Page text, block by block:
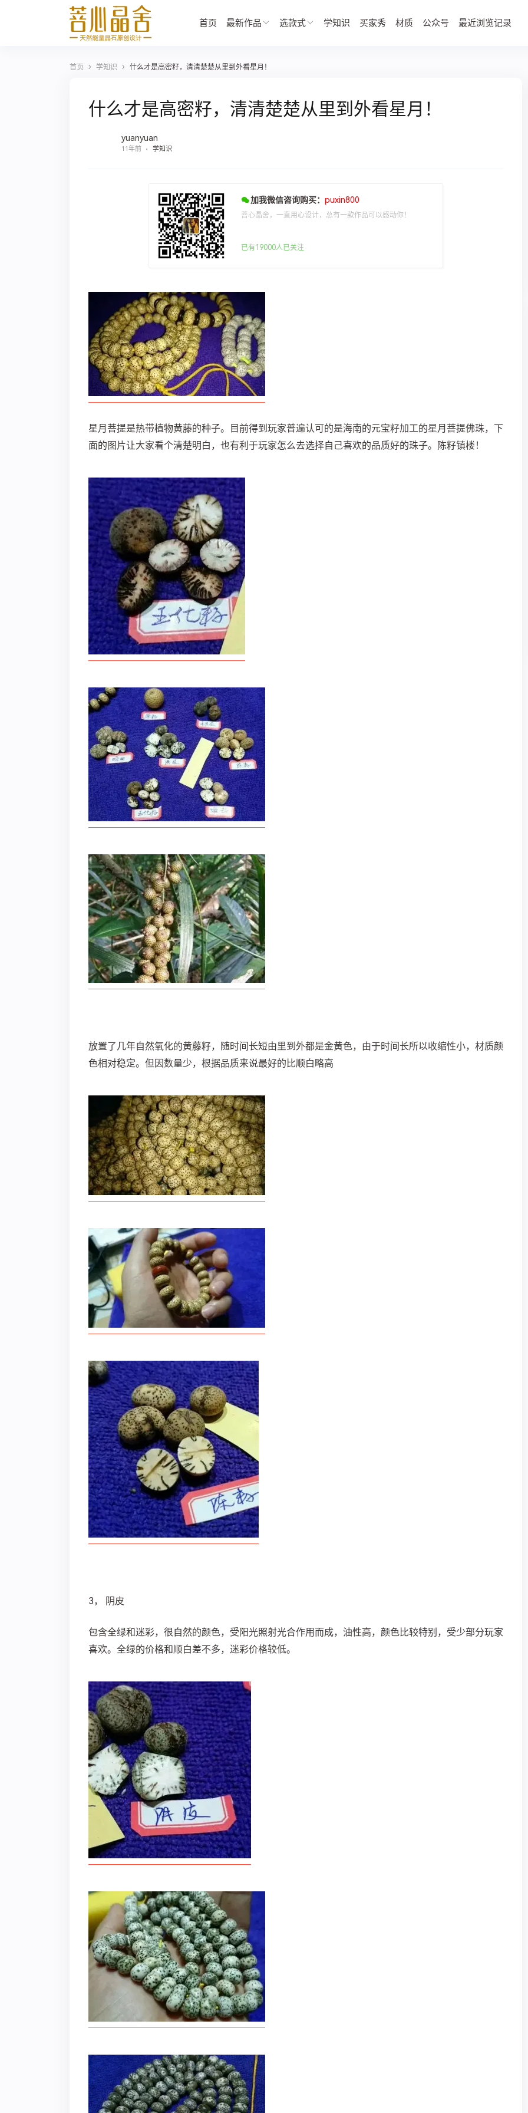
首页 最新作品 选款式 学知识 买家秀 材质 公众号 最近浏览记录
首页 › 学知识 › 什么才是高密籽，清清楚楚从里到外看星月！
什么才是高密籽，清清楚楚从里到外看星月！
yuanyuan
11年前 学知识
加我微信咨询购买： puxin800
菩心晶舍，一直用心设计，总有一款作品可以感动你！
已有19000人已关注
星月菩提是热带植物黄藤的种子。目前得到玩家普遍认可的是海南的元宝籽加工的星月菩提佛珠，下
面的图片让大家看个清楚明白，也有利于玩家怎么去选择自己喜欢的品质好的珠子。陈籽镇楼！
放置了几年自然氧化的黄藤籽，随时间长短由里到外都是金黄色，由于时间长所以收缩性小，材质颜
色相对稳定。但因数量少，根据品质来说最好的比顺白略高
3， 阴皮
包含全绿和迷彩，很自然的颜色，受阳光照射光合作用而成，油性高，颜色比较特别，受少部分玩家
喜欢。全绿的价格和顺白差不多，迷彩价格较低。